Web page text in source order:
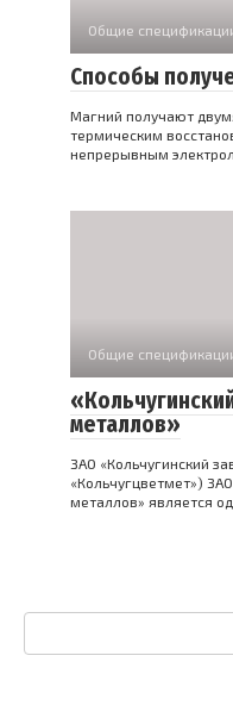
Общие
Способы
Магний получают
термическим
непрерывным
Общие
металлов»
ЗАО «Кольчугинский
«Кольчугцветмет»)
металлов» является
Поиск: